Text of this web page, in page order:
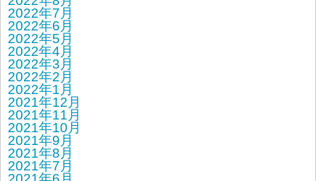
2022年7月
2022年6月
2022年5月
2022年4月
2022年3月
2022年2月
2022年1月
2021年12月
2021年11月
2021年10月
2021年9月
2021年8月
2021年7月